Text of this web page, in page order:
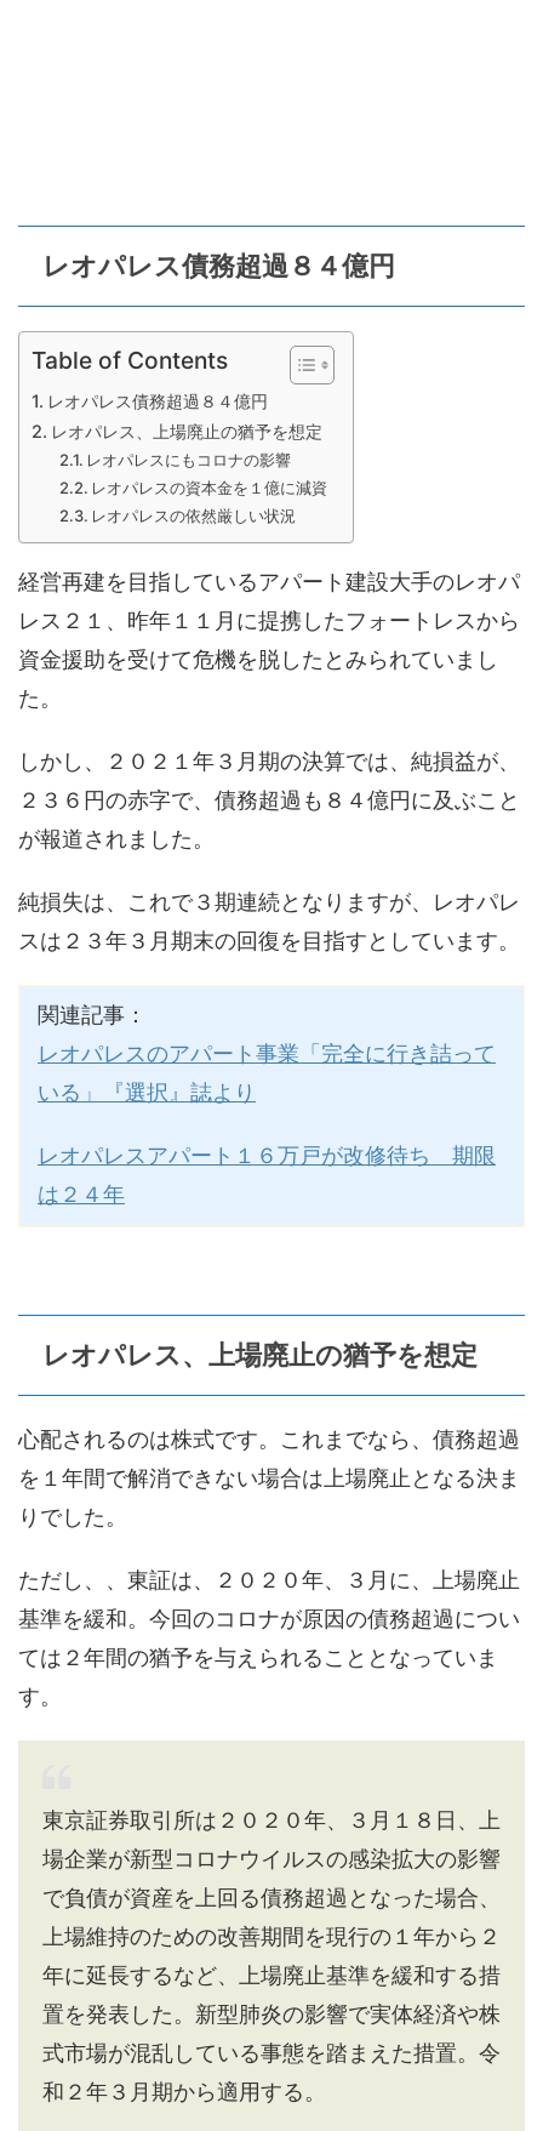
レオパレス債務超過８４億円
Table of Contents
レオパレス債務超過８４億円
レオパレス、上場廃止の猶予を想定
レオパレスにもコロナの影響
レオパレスの資本金を１億に減資
レオパレスの依然厳しい状況
経営再建を目指しているアパート建設大手のレオパ
レス２１、昨年１１月に提携したフォートレスから
資金援助を受けて危機を脱したとみられていまし
た。
しかし、２０２１年３月期の決算では、純損益が、
２３６円の赤字で、債務超過も８４億円に及ぶこと
が報道されました。
純損失は、これで３期連続となりますが、レオパレ
スは２３年３月期末の回復を目指すとしています。
関連記事：
レオパレスのアパート事業「完全に行き詰って
いる」『選択』誌より
レオパレスアパート１６万戸が改修待ち 期限
は２４年
レオパレス、上場廃止の猶予を想定
心配されるのは株式です。これまでなら、債務超過
を１年間で解消できない場合は上場廃止となる決ま
りでした。
ただし、、東証は、２０２０年、３月に、上場廃止
基準を緩和。今回のコロナが原因の債務超過につい
ては２年間の猶予を与えられることとなっていま
す。
東京証券取引所は２０２０年、３月１８日、上
場企業が新型コロナウイルスの感染拡大の影響
で負債が資産を上回る債務超過となった場合、
上場維持のための改善期間を現行の１年から２
年に延長するなど、上場廃止基準を緩和する措
置を発表した。新型肺炎の影響で実体経済や株
式市場が混乱している事態を踏まえた措置。令
和２年３月期から適用する。